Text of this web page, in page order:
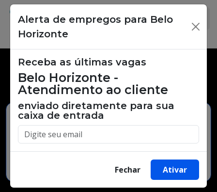
Vagas de emprego,
oportunidades de trabalho.
Minha CidadeBairro
Alerta de empregos para Belo
Horizonte
×
Receba as últimas vagas
Belo Horizonte -
Atendimento ao cliente
enviado diretamente para sua
caixa de entrada
Fechar Ativar